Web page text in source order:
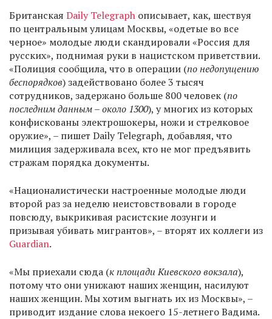
Британская Daily Telegraph описывает, как, шествуя
по центральным улицам Москвы, «одетые во все
черное» молодые люди скандировали «Россия для
русских», поднимая руки в нацистском приветствии.
«Полиция сообщила, что в операции (по недопущению
беспорядков) задействовано более 3 тысяч
сотрудников, задержано больше 800 человек (по
последним данным – около 1300), у многих из которых
конфискованы электрошокеры, ножи и стрелковое
оружие», – пишет Daily Telegraph, добавляя, что
милиция задерживала всех, кто не мог предъявить
стражам порядка документы.
«Националистически настроенные молодые люди
второй раз за неделю неистовствовали в городе
повсюду, выкрикивая расистские лозунги и
призывая убивать мигрантов», – вторят их коллеги из
Guardian.
«Мы приехали сюда (к площади Киевского вокзала),
потому что они унижают наших женщин, насилуют
наших женщин. Мы хотим выгнать их из Москвы», –
приводит издание слова некоего 15-летнего Вадима.